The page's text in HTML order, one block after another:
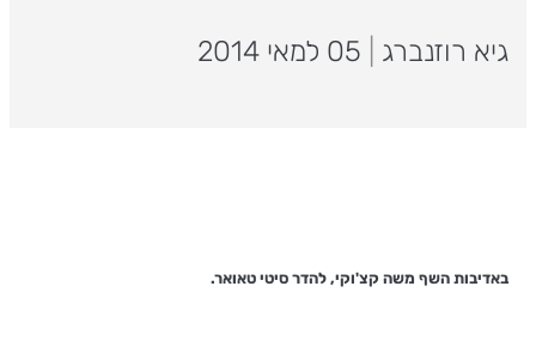
גיא רוזנברג
באדיבות השף משה קצ'וקי, להדר סיטי טאואר.